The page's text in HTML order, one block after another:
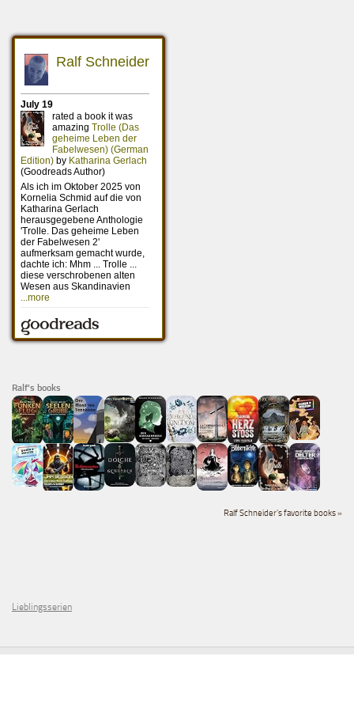
Ralf's books
Ralf Schneider's favorite books »
Lieblingsserien